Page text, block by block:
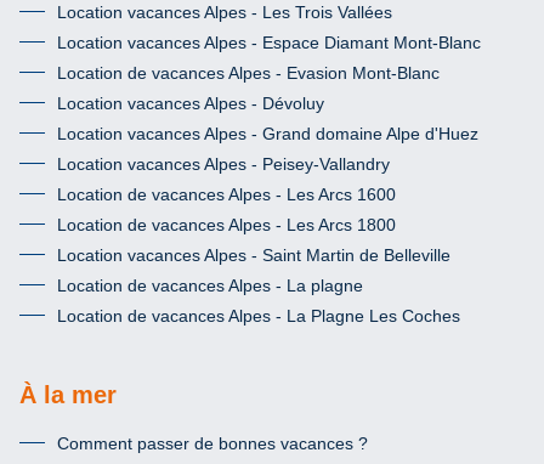
Location vacances Alpes - Les Trois Vallées
Location vacances Alpes - Espace Diamant Mont-Blanc
Location de vacances Alpes - Evasion Mont-Blanc
Location vacances Alpes - Dévoluy
Location vacances Alpes - Grand domaine Alpe d'Huez
Location vacances Alpes - Peisey-Vallandry
Location de vacances Alpes - Les Arcs 1600
Location de vacances Alpes - Les Arcs 1800
Location vacances Alpes - Saint Martin de Belleville
Location de vacances Alpes - La plagne
Location de vacances Alpes - La Plagne Les Coches
À la mer
Comment passer de bonnes vacances ?